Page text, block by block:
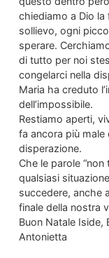
chiediamo a Dio
sollievo, ogni
sperare.
di tutto per noi
congelarci nella
Maria ha creduto
dell’impossibile.
Restiamo aperti,
fa ancora più male
disperazione.
Che le parole
qualsiasi
succedere, anche
finale della nostra
Buon Natale Iside,
Antonietta